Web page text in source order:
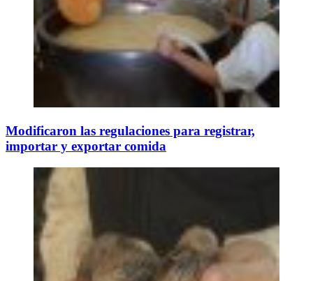
Modificaron las regulaciones para registrar,
importar y exportar comida